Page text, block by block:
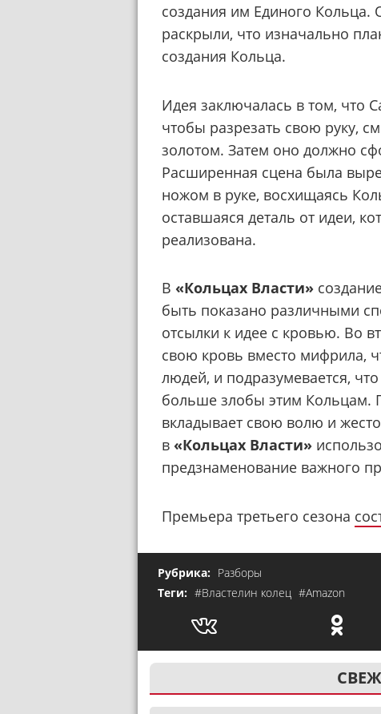
создания им Единого
раскрыли, что изначально
создания Кольца.
Идея заключалась в том, что
чтобы разрезать свою руку,
золотом. Затем оно должно
Расширенная сцена была
ножом в руке, восхищаясь
оставшаяся деталь от идеи,
реализована.
В «Кольцах Власти»
быть показано различными
отсылки к идее с кровью. Во
свою кровь вместо мифрила,
людей, и подразумевается,
больше злобы этим Кольцам.
вкладывает свою волю и
в «Кольцах Власти»
предзнаменование важного
Премьера третьего сезона
Рубрика: Разборы
Теги: #Властелин колец #Amazon